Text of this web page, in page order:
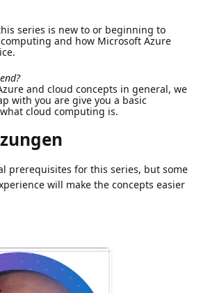
series is new to or beginning to
and how Microsoft Azure
and cloud concepts in general, we
with you are give you a basic
cloud computing is.
prerequisites for this series, but some
will make the concepts easier